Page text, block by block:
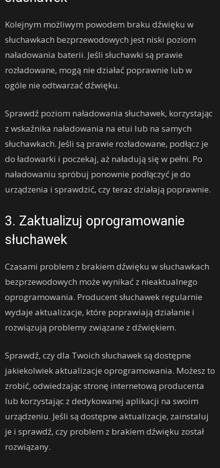
Kolejnym możliwym powodem braku dźwięku w
słuchawkach bezprzewodowych jest niski poziom
naładowania baterii. Jeśli słuchawki są prawie
rozładowane, mogą nie działać poprawnie lub w
ogóle nie odtwarzać dźwięku.
Sprawdź poziom naładowania słuchawek, korzystając
z wskaźnika naładowania na etui lub na samych
słuchawkach. Jeśli są prawie rozładowane, podłącz je
do ładowarki i poczekaj, aż naładują się w pełni. Po
naładowaniu spróbuj ponownie podłączyć je do
urządzenia i sprawdzić, czy teraz działają poprawnie.
3. Zaktualizuj oprogramowanie
słuchawek
Czasami problem z brakiem dźwięku w słuchawkach
bezprzewodowych może wynikać z nieaktualnego
oprogramowania. Producent słuchawek regularnie
wydaje aktualizacje, które poprawiają działanie i
rozwiązują problemy związane z dźwiękiem.
Sprawdź, czy dla Twoich słuchawek są dostępne
jakiekolwiek aktualizacje oprogramowania. Możesz to
zrobić, odwiedzając stronę internetową producenta
lub korzystając z dedykowanej aplikacji na swoim
urządzeniu. Jeśli są dostępne aktualizacje, zainstaluj
je i sprawdź, czy problem z brakiem dźwięku został
rozwiązany.